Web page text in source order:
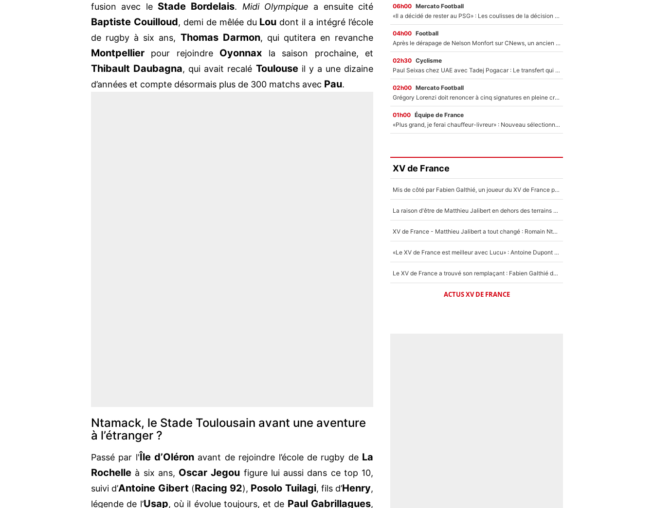
fusion avec le Stade Bordelais. Midi Olympique a ensuite cité
Baptiste Couilloud, demi de mêlée du Lou dont il a intégré l’école
de rugby à six ans, Thomas Darmon, qui qutitera en revanche
Montpellier pour rejoindre Oyonnax la saison prochaine, et
Thibault Daubagna, qui avait recalé Toulouseil y a une dizaine
d’années et compte désormais plus de 300 matchs avec Pau.
Ntamack, le Stade Toulousain avant une aventure
à l’étranger ?
Passé par l'Île d’Oléron avant de rejoindre l’école de rugby de La
Rochelle à six ans, Oscar Jegou figure lui aussi dans ce top 10,
suivi d’Antoine Gibert (Racing 92), Posolo Tuilagi, fils d’Henry,
légende de l’Usap, où il évolue toujours, et de Paul Gabrillagues,
06h00 Mercato Football
«Il a décidé de rester au PSG» : Les coulisses de la décision de Lucas Chevalier pour son transfert
04h00 Football
Après le dérapage de Nelson Monfort sur CNews, un ancien journaliste de France Télévisions relance la polémique sur les incendies en Gironde
02h30 Cyclisme
Paul Seixas chez UAE avec Tadej Pogacar : Le transfert qui effraie le peloton, «c’est la pire des choses qui puisse arriver»
02h00 Mercato Football
Grégory Lorenzi doit renoncer à cinq signatures en pleine crise financière : L’IA propose sept noms à l’OM pour un mercato réussi... à seulement 5M€ !
01h00 Équipe de France
«Plus grand, je ferai chauffeur-livreur» : Nouveau sélectionneur des Bleus, Zinédine Zidane s’était imaginé un avenir très différent lorsqu'il était enfant
XV de France
Mis de côté par Fabien Galthié, un joueur du XV de France partage sa frustration : «ils ne me l’ont pas dit tout de suite»
La raison d'être de Matthieu Jalibert en dehors des terrains de rugby : «Ça m'atteint autant que si tu touches à un membre de ma famille»
XV de France - Matthieu Jalibert a tout changé : Romain Ntamack doit-il s’inquiéter pour sa place à un an de la Coupe du monde ?
«Le XV de France est meilleur avec Lucu» : Antoine Dupont doit-il s’inquiéter pour sa place ?
Le XV de France a trouvé son remplaçant : Fabien Galthié doit-il se passer d'Antoine Dupont ?
ACTUS XV DE FRANCE